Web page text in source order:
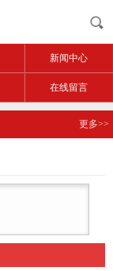
新闻中心
在线留言
更多>>